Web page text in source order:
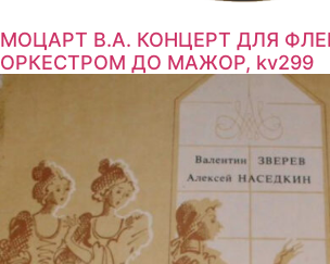
МОЦАРТ В.А. КОНЦЕРТ ДЛЯ
ОРКЕСТРОМ ДО МАЖОР, kv299